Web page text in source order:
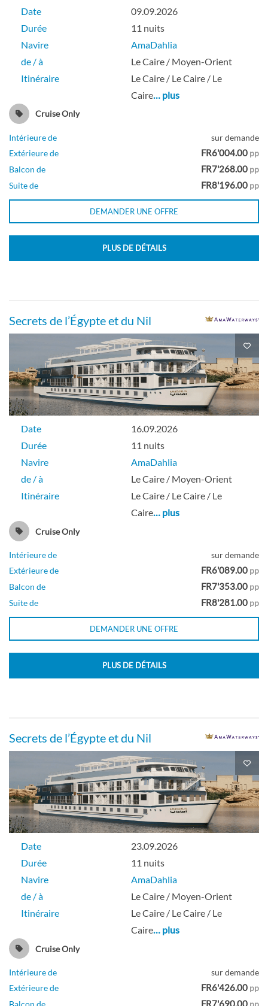
Date
09.09.2026
Durée
11 nuits
Navire
AmaDahlia
de / à
Le Caire / Moyen-Orient
Itinéraire
Le Caire / Le Caire / Le
Caire… plus
Cruise Only
Intérieure de
sur demande
Extérieure de
FR6'004.00 pp
Balcon de
FR7'268.00 pp
Suite de
FR8'196.00 pp
DEMANDER UNE OFFRE
PLUS DE DÉTAILS
Secrets de l’Égypte et du Nil
Date
16.09.2026
Durée
11 nuits
Navire
AmaDahlia
de / à
Le Caire / Moyen-Orient
Itinéraire
Le Caire / Le Caire / Le
Caire… plus
Cruise Only
Intérieure de
sur demande
Extérieure de
FR6'089.00 pp
Balcon de
FR7'353.00 pp
Suite de
FR8'281.00 pp
DEMANDER UNE OFFRE
PLUS DE DÉTAILS
Secrets de l’Égypte et du Nil
Date
23.09.2026
Durée
11 nuits
Navire
AmaDahlia
de / à
Le Caire / Moyen-Orient
Itinéraire
Le Caire / Le Caire / Le
Caire… plus
Cruise Only
Intérieure de
sur demande
Extérieure de
FR6'426.00 pp
FR7'690.00